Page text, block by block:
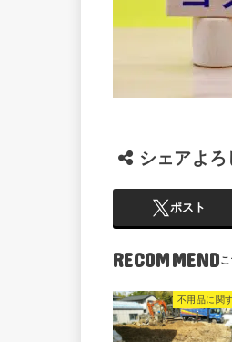
シェアよろ
ポスト
RECOMMEND
不用品に関